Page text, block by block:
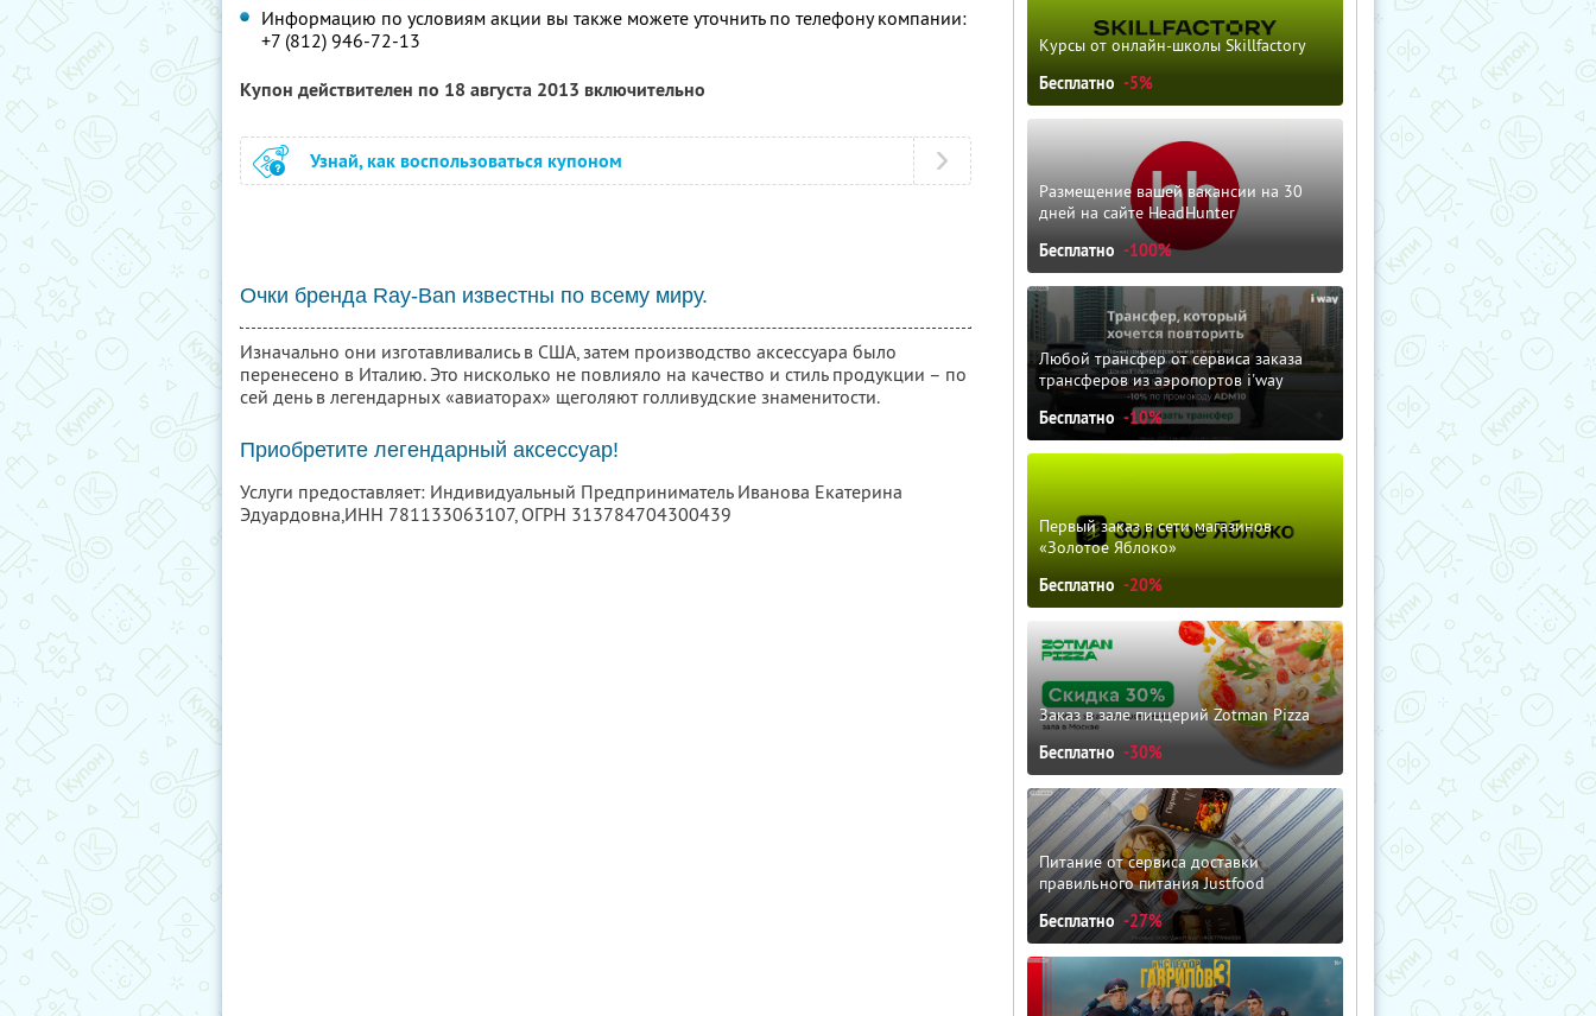
Информацию по условиям акции вы также можете уточнить по телефону компании:
+7 (812) 946-72-13
Купон действителен по 18 августа 2013 включительно
Узнай, как воспользоваться купоном
Очки бренда Ray-Ban известны по всему миру.
Изначально они изготавливались в США, затем производство аксессуара было
перенесено в Италию. Это нисколько не повлияло на качество и стиль продукции – по
сей день в легендарных «авиаторах» щеголяют голливудские знаменитости.
Приобретите легендарный аксессуар!
Услуги предоставляет: Индивидуальный Предприниматель Иванова Екатерина
Эдуардовна,ИНН 781133063107, ОГРН 313784704300439
Курсы от онлайн-школы Skillfactory
Бесплатно -5%
Размещение вашей вакансии на 30
дней на сайте HeadHunter
Бесплатно -100%
Любой трансфер от сервиса заказа
трансферов из аэропортов i'way
Бесплатно -10%
Первый заказ в сети магазинов
«Золотое Яблоко»
Бесплатно -20%
Заказ в зале пиццерий Zotman Pizza
Бесплатно -30%
Питание от сервиса доставки
правильного питания Justfood
Бесплатно -27%